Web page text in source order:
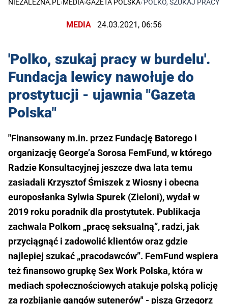
NIEZALEŻNA.PL›MEDIA›GAZETA POLSKA›'POLKO, SZUKAJ PRACY
MEDIA 24.03.2021, 06:56
'Polko, szukaj pracy w burdelu'.
Fundacja lewicy nawołuje do
prostytucji - ujawnia "Gazeta
Polska"
"Finansowany m.in. przez Fundację Batorego i
organizację George’a Sorosa FemFund, w którego
Radzie Konsultacyjnej jeszcze dwa lata temu
zasiadali Krzysztof Śmiszek z Wiosny i obecna
europosłanka Sylwia Spurek (Zieloni), wydał w
2019 roku poradnik dla prostytutek. Publikacja
zachwala Polkom „pracę seksualną”, radzi, jak
przyciągnąć i zadowolić klientów oraz gdzie
najlepiej szukać „pracodawców”. FemFund wspiera
też finansowo grupkę Sex Work Polska, która w
mediach społecznościowych atakuje polską policję
za rozbijanie gangów sutenerów" - piszą Grzegorz